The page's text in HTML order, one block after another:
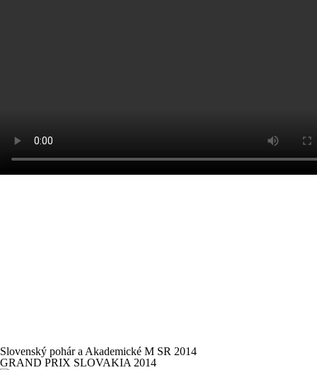
Slovenský pohár a Akademické M SR 2014
GRAND PRIX SLOVAKIA 2014